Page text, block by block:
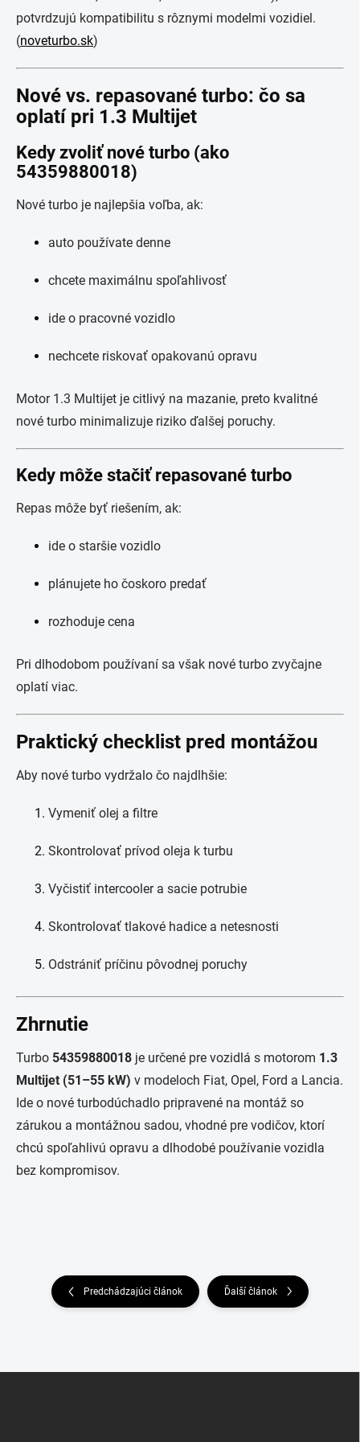
potvrdzujú kompatibilitu s rôznymi modelmi vozidiel.
(noveturbo.sk)
Nové vs. repasované turbo: čo sa
oplatí pri 1.3 Multijet
Kedy zvoliť nové turbo (ako
54359880018)
Nové turbo je najlepšia voľba, ak:
auto používate denne
chcete maximálnu spoľahlivosť
ide o pracovné vozidlo
nechcete riskovať opakovanú opravu
Motor 1.3 Multijet je citlivý na mazanie, preto kvalitné
nové turbo minimalizuje riziko ďalšej poruchy.
Kedy môže stačiť repasované turbo
Repas môže byť riešením, ak:
ide o staršie vozidlo
plánujete ho čoskoro predať
rozhoduje cena
Pri dlhodobom používaní sa však nové turbo zvyčajne
oplatí viac.
Praktický checklist pred montážou
Aby nové turbo vydržalo čo najdlhšie:
Vymeniť olej a filtre
Skontrolovať prívod oleja k turbu
Vyčistiť intercooler a sacie potrubie
Skontrolovať tlakové hadice a netesnosti
Odstrániť príčinu pôvodnej poruchy
Zhrnutie
Turbo 54359880018 je určené pre vozidlá s motorom 1.3
Multijet (51–55 kW) v modeloch Fiat, Opel, Ford a Lancia.
Ide o nové turbodúchadlo pripravené na montáž so
zárukou a montážnou sadou, vhodné pre vodičov, ktorí
chcú spoľahlivú opravu a dlhodobé používanie vozidla
bez kompromisov.
Predchádzajúci článok Ďalší článok